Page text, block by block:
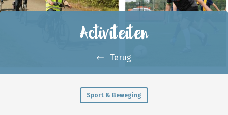
Activiteiten
Terug
Sport & Beweging